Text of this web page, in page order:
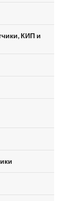
КИП и